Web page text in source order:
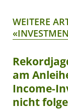
WEITERE
am
Income-
nicht